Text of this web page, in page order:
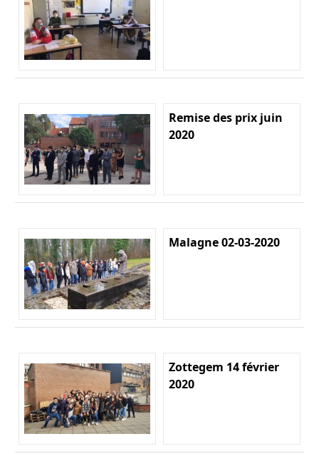
Remise des prix juin
2020
Malagne 02-03-2020
Zottegem 14 février
2020